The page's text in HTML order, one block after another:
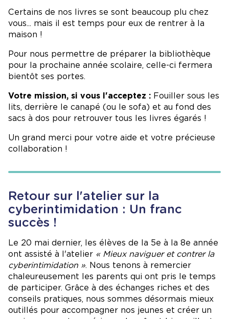
Certains de nos livres se sont beaucoup plu chez
vous... mais il est temps pour eux de rentrer à la
maison !
Pour nous permettre de préparer la bibliothèque
pour la prochaine année scolaire, celle-ci fermera
bientôt ses portes.
Votre mission, si vous l'acceptez : Fouiller sous les
lits, derrière le canapé (ou le sofa) et au fond des
sacs à dos pour retrouver tous les livres égarés !
Un grand merci pour votre aide et votre précieuse
collaboration !
Retour sur l'atelier sur la
cyberintimidation : Un franc
succès !
Le 20 mai dernier, les élèves de la 5e à la 8e année
ont assisté à l'atelier « Mieux naviguer et contrer la
cyberintimidation ». Nous tenons à remercier
chaleureusement les parents qui ont pris le temps
de participer. Grâce à des échanges riches et des
conseils pratiques, nous sommes désormais mieux
outillés pour accompagner nos jeunes et créer un